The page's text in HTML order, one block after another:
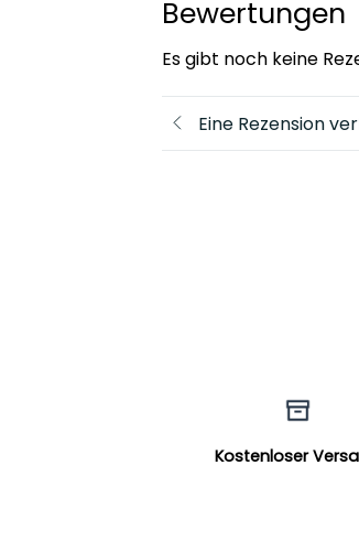
Bewertungen
Es gibt noch keine
Eine Rezension
Kostenloser